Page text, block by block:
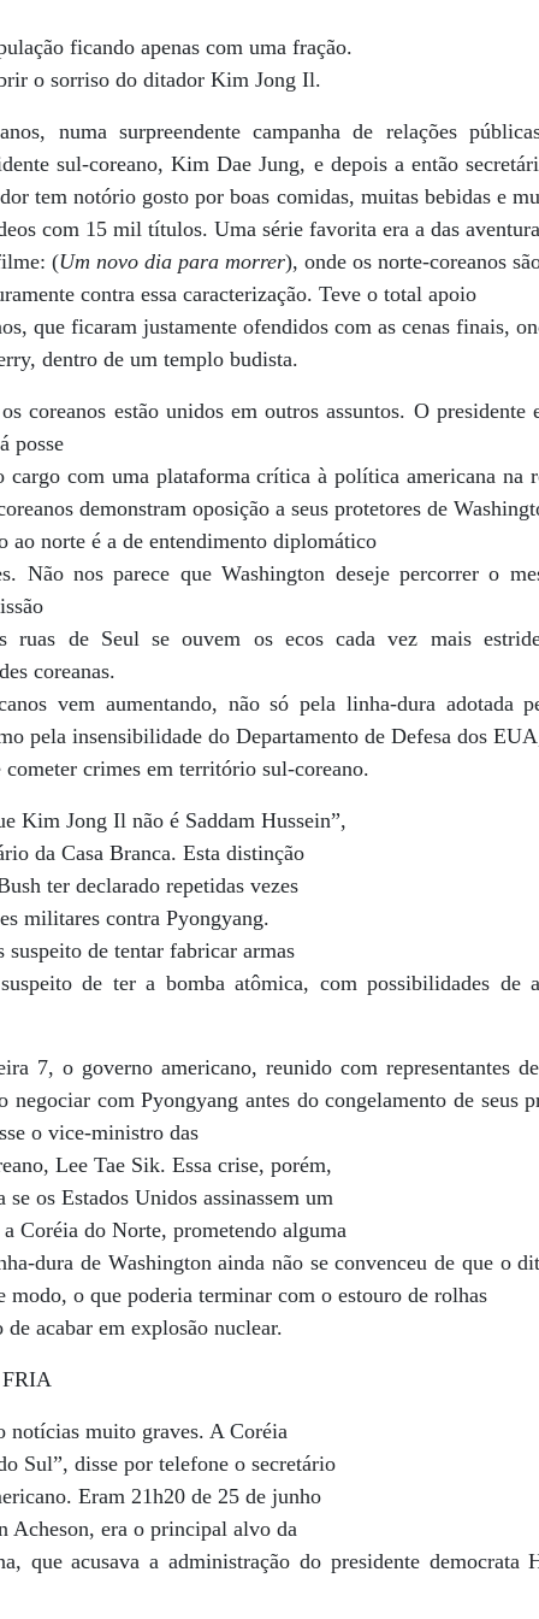
ficando apenas com uma fração.
o sorriso do ditador Kim Jong Il.
numa surpreendente campanha de relações
sul-coreano, Kim Dae Jung, e depois a então
tem notório gosto por boas comidas, muitas bebidas e
com 15 mil títulos. Uma série favorita era a das
(Um novo dia para morrer), onde os norte-coreanos
contra essa caracterização. Teve o total apoio
que ficaram justamente ofendidos com as cenas finais,
dentro de um templo budista.
coreanos estão unidos em outros assuntos. O
posse
cargo com uma plataforma crítica à política americana na
demonstram oposição a seus protetores de
ao norte é a de entendimento diplomático
Não nos parece que Washington deseje percorrer o
ruas de Seul se ouvem os ecos cada vez mais
coreanas.
vem aumentando, não só pela linha-dura adotada
pela insensibilidade do Departamento de Defesa dos
cometer crimes em território sul-coreano.
Kim Jong Il não é Saddam Hussein”,
da Casa Branca. Esta distinção
ter declarado repetidas vezes
militares contra Pyongyang.
suspeito de tentar fabricar armas
de ter a bomba atômica, com possibilidades de
7, o governo americano, reunido com representantes
negociar com Pyongyang antes do congelamento de seus
o vice-ministro das
Lee Tae Sik. Essa crise, porém,
se os Estados Unidos assinassem um
Coréia do Norte, prometendo alguma
dura de Washington ainda não se convenceu de que o
modo, o que poderia terminar com o estouro de rolhas
acabar em explosão nuclear.
notícias muito graves. A Coréia
Sul”, disse por telefone o secretário
Eram 21h20 de 25 de junho
Acheson, era o principal alvo da
que acusava a administração do presidente